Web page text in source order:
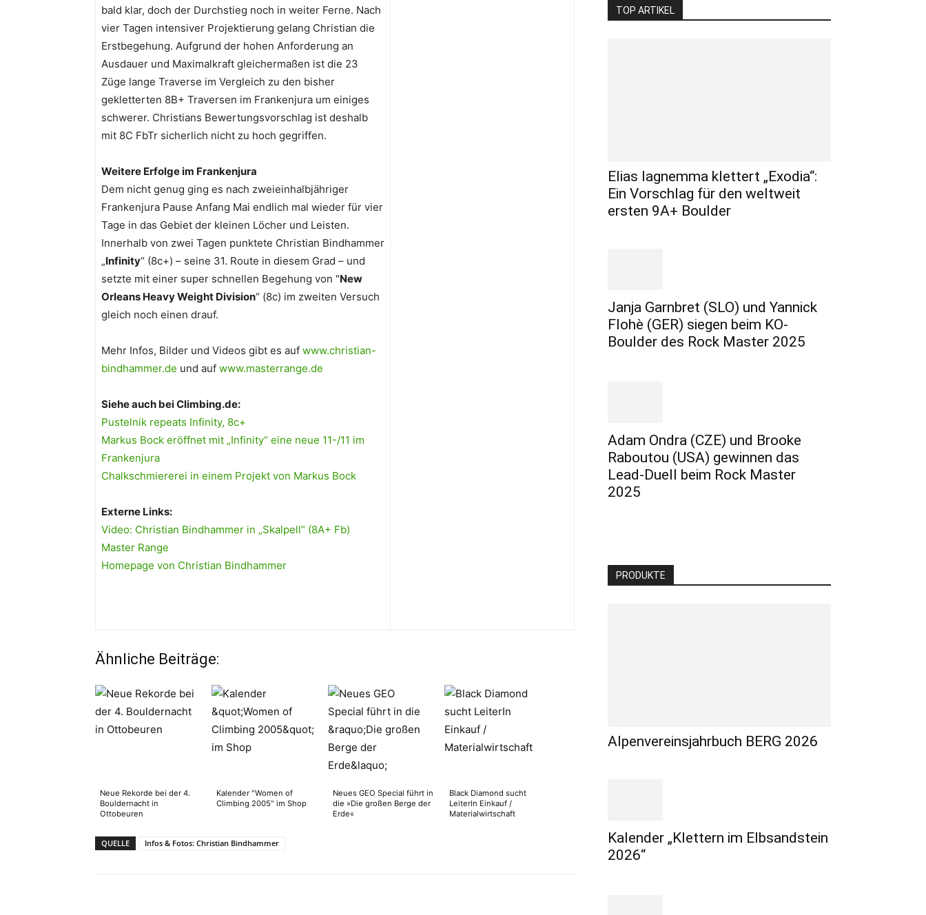
bald klar, doch der Durchstieg noch in weiter Ferne. Nach
vier Tagen intensiver Projektierung gelang Christian die
Erstbegehung. Aufgrund der hohen Anforderung an
Ausdauer und Maximalkraft gleichermaßen ist die 23
Züge lange Traverse im Vergleich zu den bisher
gekletterten 8B+ Traversen im Frankenjura um einiges
schwerer. Christians Bewertungsvorschlag ist deshalb
mit 8C FbTr sicherlich nicht zu hoch gegriffen.
Weitere Erfolge im Frankenjura
Dem nicht genug ging es nach zweieinhalbjähriger
Frankenjura Pause Anfang Mai endlich mal wieder für vier
Tage in das Gebiet der kleinen Löcher und Leisten.
Innerhalb von zwei Tagen punktete Christian Bindhammer
„Infinity“ (8c+) – seine 31. Route in diesem Grad – und
setzte mit einer super schnellen Begehung von "New
Orleans Heavy Weight Division“ (8c) im zweiten Versuch
gleich noch einen drauf.
Mehr Infos, Bilder und Videos gibt es auf www.christian-
bindhammer.de und auf www.masterrange.de
Siehe auch bei Climbing.de:
Pustelnik repeats Infinity, 8c+
Markus Bock eröffnet mit „Infinity“ eine neue 11-/11 im
Frankenjura
Chalkschmiererei in einem Projekt von Markus Bock
Externe Links:
Video: Christian Bindhammer in „Skalpell“ (8A+ Fb)
Master Range
Homepage von Christian Bindhammer
Ähnliche Beiträge:
Neue Rekorde bei der 4.
Bouldernacht in
Ottobeuren
Kalender "Women of
Climbing 2005" im Shop
Neues GEO Special führt in
die »Die großen Berge der
Erde«
Black Diamond sucht
LeiterIn Einkauf /
Materialwirtschaft
QUELLE Infos & Fotos: Christian Bindhammer
TOP ARTIKEL
Elias Iagnemma klettert „Exodia“:
Ein Vorschlag für den weltweit
ersten 9A+ Boulder
Janja Garnbret (SLO) und Yannick
Flohè (GER) siegen beim KO-
Boulder des Rock Master 2025
Adam Ondra (CZE) und Brooke
Raboutou (USA) gewinnen das
Lead-Duell beim Rock Master
2025
PRODUKTE
Alpenvereinsjahrbuch BERG 2026
Kalender „Klettern im Elbsandstein
2026“